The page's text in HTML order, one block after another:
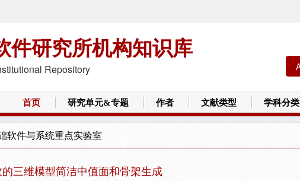
件研究所机构知识库
Repository
首页 研究单元&专题 作者 文献类型 学科分类
软件与系统重点实验室
三维模型简洁中值面和骨架生成